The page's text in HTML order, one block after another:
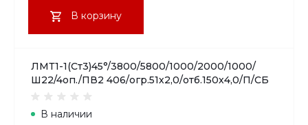
В корзину
ЛМТ1-1(Ст3)45°/3800/5800/1000/2000/1000/
Ш22/4оп./ПВ2 406/огр.51х2,0/отб.150х4,0/П/СБ
В наличии